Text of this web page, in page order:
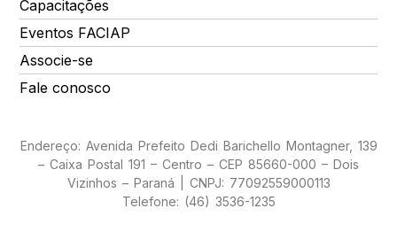
Capacitações
Eventos FACIAP
Associe-se
Fale conosco
Endereço: Avenida Prefeito Dedi Barichello Montagner, 139
– Caixa Postal 191 – Centro – CEP 85660-000 – Dois
Vizinhos – Paraná | CNPJ: 77092559000113
Telefone: (46) 3536-1235